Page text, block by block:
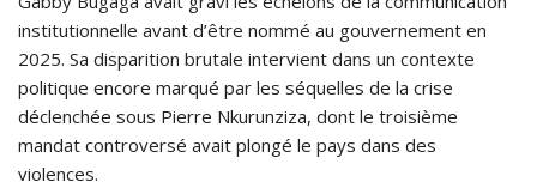
institutionnelle avant d’être nommé au gouvernement en
2025. Sa disparition brutale intervient dans un contexte
politique encore marqué par les séquelles de la crise
déclenchée sous Pierre Nkurunziza, dont le troisième
mandat controversé avait plongé le pays dans des
violences.